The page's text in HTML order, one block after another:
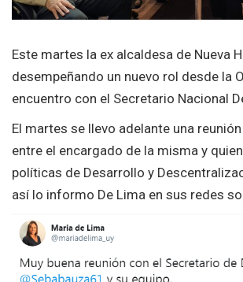
Este martes la ex alcaldesa de Nueva
desempeñando un nuevo rol desde la
encuentro con el Secretario Nacional
El martes se llevo adelante una
entre el encargado de la misma y
políticas de Desarrollo y
así lo informo De Lima en sus redes